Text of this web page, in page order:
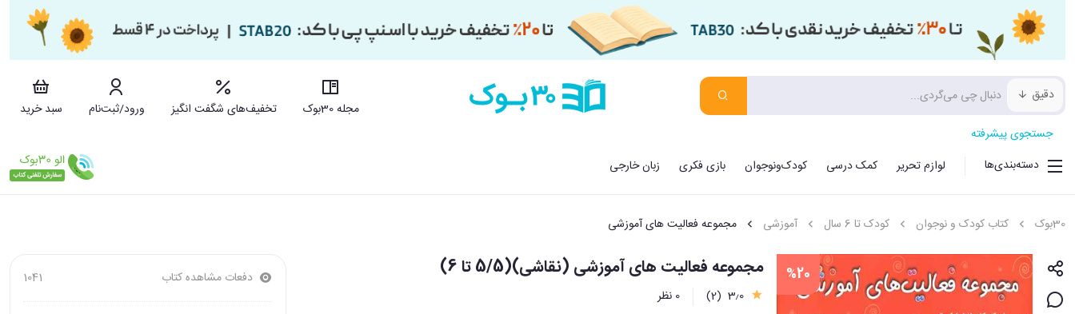
دقیق
مجله 30بوک تخفیف‌های شگفت انگیز ورود/ثبت‌نام
سبد خرید
جستجوی پیشرفته
دسته‌بندی‌ها
لوازم تحریر کمک درسی کودک‌ونوجوان بازی فکری زبان خارجی
30بوک کتاب کودک و نوجوان کودک تا 6 سال آموزشی مجموعه فعالیت های آموزشی
%20 مجموعه فعالیت های آموزشی (نقاشی)(5/5 تا 6)
3٫0 (2) 0 نظر
دفعات مشاهده کتاب 1041